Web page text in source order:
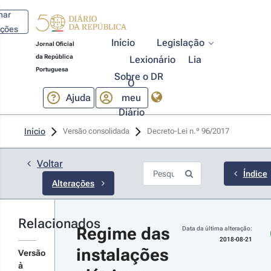
Jornal Oficial
da República
Portuguesa
Início
Legislação
Lexionário
Lia
Sobre o DR
Ajuda
O
meu
Diário
Início Versão consolidada Decreto-Lei n.º 96/2017
Voltar
Alterações
n.º
n.º
de
Índice
Relacionados
Versão
à
Regime das
instalações
Data da última alteração:
2018-08-21